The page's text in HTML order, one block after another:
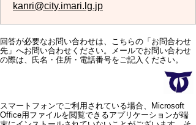
kanri@city.imari.lg.jp
回答が必要なお問い合わせは、こちらの「お問合わせ
先」へお問い合わせください。メールでお問い合わせ
の際は、氏名・住所・電話番号をご記入ください。
スマートフォンでご利用されている場合、Microsoft
Office用ファイルを閲覧できるアプリケーションが端